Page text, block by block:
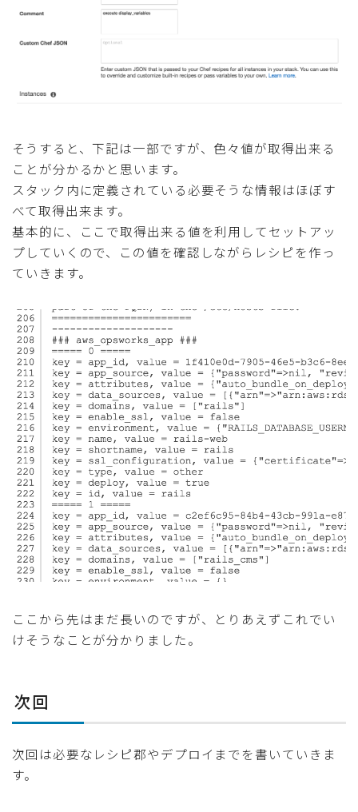
そうすると、下記は一部ですが、色々値が取得出来る
ことが分かるかと思います。
スタック内に定義されている必要そうな情報はほぼす
べて取得出来ます。
基本的に、ここで取得出来る値を利用してセットアッ
プしていくので、この値を確認しながらレシピを作っ
ていきます。
ここから先はまだ長いのですが、とりあえずこれでい
けそうなことが分かりました。
次回
次回は必要なレシピ郡やデプロイまでを書いていきま
す。